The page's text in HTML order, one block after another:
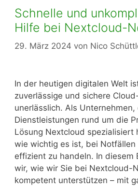
Schnelle und
Hilfe bei Nextcloud-
29. März 2024 von Nico
In der heutigen digitalen Welt
zuverlässige und sichere
unerlässlich. Als
Dienstleistungen rund um die
Lösung Nextcloud spezialisiert
wie wichtig es ist, bei Notfällen
effizient zu handeln. In diesem
wir, wie wir Sie bei Nextcloud-
kompetent unterstützen – mit